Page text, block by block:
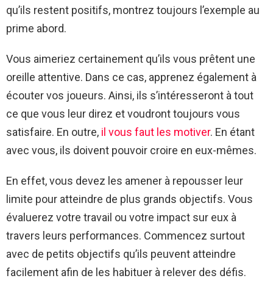
qu’ils restent positifs, montrez toujours l’exemple au
prime abord.
Vous aimeriez certainement qu’ils vous prêtent une
oreille attentive. Dans ce cas, apprenez également à
écouter vos joueurs. Ainsi, ils s’intéresseront à tout
ce que vous leur direz et voudront toujours vous
satisfaire. En outre, il vous faut les motiver. En étant
avec vous, ils doivent pouvoir croire en eux-mêmes.
En effet, vous devez les amener à repousser leur
limite pour atteindre de plus grands objectifs. Vous
évaluerez votre travail ou votre impact sur eux à
travers leurs performances. Commencez surtout
avec de petits objectifs qu’ils peuvent atteindre
facilement afin de les habituer à relever des défis.